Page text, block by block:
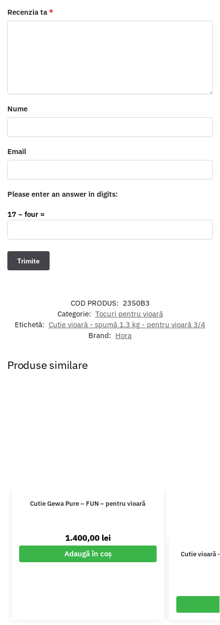
Recenzia ta *
Nume
Email
Please enter an answer in digits:
17 − four =
COD PRODUS: 2350B3
Categorie: Tocuri pentru vioară
Etichetă: Cutie vioară - spumă 1.3 kg - pentru vioară 3/4
Brand: Hora
Produse similare
Cutie Gewa Pure – FUN – pentru vioară
1.400,00 lei
Adaugă în coș Cutie vioară